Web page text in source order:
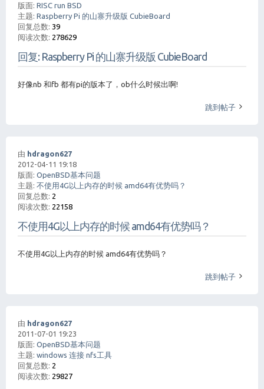
版面: RISC run BSD
主题: Raspberry Pi 的山寨升级版 CubieBoard
回复总数: 39
阅读次数: 278629
回复: Raspberry Pi 的山寨升级版 CubieBoard
好像nb 和fb 都有pi的版本了，ob什么时候出啊!
跳到帖子
由 hdragon627
2012-04-11 19:18
版面: OpenBSD基本问题
主题: 不使用4G以上内存的时候 amd64有优势吗？
回复总数: 2
阅读次数: 22158
不使用4G以上内存的时候 amd64有优势吗？
不使用4G以上内存的时候 amd64有优势吗？
跳到帖子
由 hdragon627
2011-07-01 19:23
版面: OpenBSD基本问题
主题: windows 连接 nfs工具
回复总数: 2
阅读次数: 29827